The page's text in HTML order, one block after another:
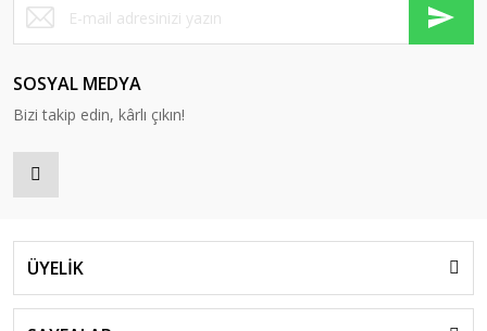
SOSYAL MEDYA
Bizi takip edin, kârlı çıkın!
ÜYELİK